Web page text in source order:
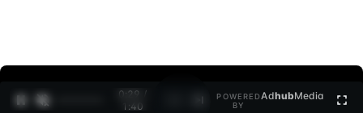
0:30 /
1:40
POWERED
BY
AdhubMedia